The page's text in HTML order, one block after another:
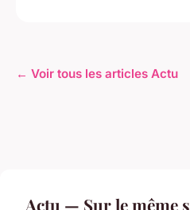
← Voir tous les articles Actu
Actu — Sur le même